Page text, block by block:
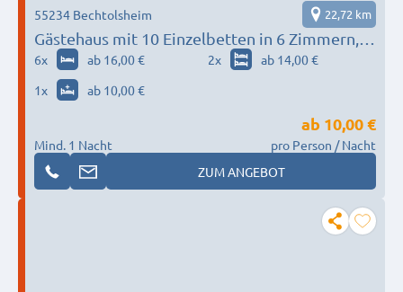
Gästehaus mit 10 Einzelbetten in 6 Zimmern,
super Küche, 3 Bäder!
55234 Bechtolsheim 22,72 km
6x ab 16,00 € 2x
ab 14,00 €
1x ab 10,00 €
Mind. 1 Nacht
ab 10,00 €
pro Person / Nacht
ZUM ANGEBOT